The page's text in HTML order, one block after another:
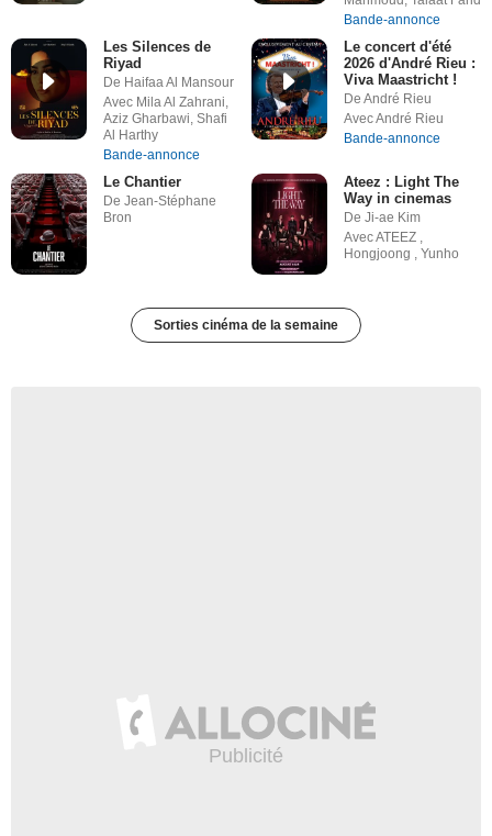
Bande-annonce
Les Silences de
Riyad
De Haifaa Al Mansour
Avec Mila Al Zahrani,
Aziz Gharbawi, Shafi
Al Harthy
Bande-annonce
Le concert d'été
2026 d'André Rieu :
Viva Maastricht !
De André Rieu
Avec André Rieu
Bande-annonce
Le Chantier
De Jean-Stéphane
Bron
Ateez : Light The
Way in cinemas
De Ji-ae Kim
Avec ATEEZ ,
Hongjoong , Yunho
Sorties cinéma de la semaine